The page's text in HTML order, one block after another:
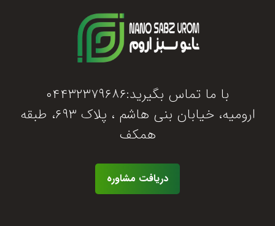
با ما تماس بگیرید:۰۴۴۳۲۳۷۹۶۸۶
ارومیه، خیابان بنی هاشم ، پلاک ۶۹۳، طبقه
همکف
دریافت مشاوره